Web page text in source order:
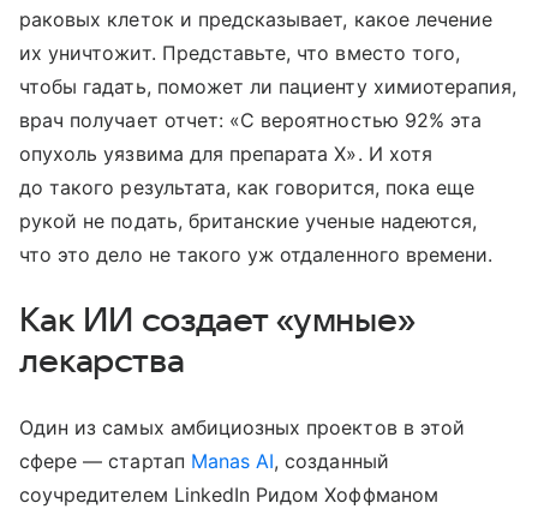
раковых клеток и предсказывает, какое лечение
их уничтожит. Представьте, что вместо того,
чтобы гадать, поможет ли пациенту химиотерапия,
врач получает отчет: «С вероятностью 92% эта
опухоль уязвима для препарата X». И хотя
до такого результата, как говорится, пока еще
рукой не подать, британские ученые надеются,
что это дело не такого уж отдаленного времени.
Как ИИ создает «умные»
лекарства
Один из самых амбициозных проектов в этой
сфере — стартап Manas AI, созданный
соучредителем LinkedIn Ридом Хоффманом